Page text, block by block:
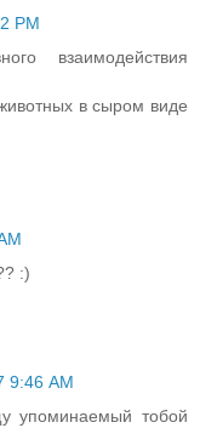
PM
взаимодействия
в сыром виде
:)
9:46 AM
упоминаемый тобой